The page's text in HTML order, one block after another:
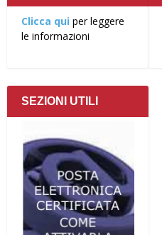
Clicca qui per leggere
le informazioni
SEZIONI UTILI